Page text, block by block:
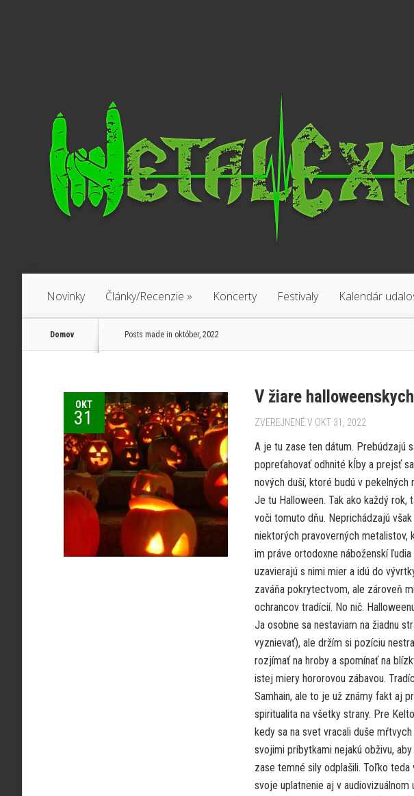
Novinky Články/Recenzie » Koncerty Festivaly Kalendár
Domov Posts made in október, 2022
OKT
31
V žiare
ZVEREJNENÉ V OKT 31, 2022
A je tu zase ten dátum. Prebúdzajú
popreťahovať odhnité kĺby a prejsť
nových duší, ktoré budú v
Je tu Halloween. Tak ako každý
voči tomuto dňu. Neprichádzajú
niektorých pravoverných metalistov,
im práve ortodoxne náboženskí
uzavierajú s nimi mier a idú do
zaváňa pokrytectvom, ale zároveň
ochrancov tradícií. No nič.
Ja osobne sa nestaviam na žiadnu
vyznievať), ale držím si pozíciu
rozjímať na hroby a spomínať na
istej miery hororovou zábavou.
Samhain, ale to je už známy fakt aj
spiritualita na všetky strany. Pre
kedy sa na svet vracali duše
svojimi príbytkami nejakú obživu,
zase temné sily odplašili. Toľko
svoje uplatnenie aj v